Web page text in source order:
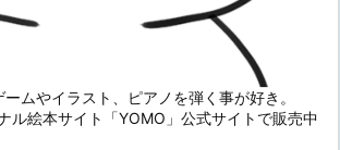
ムやイラスト、ピアノを弾く事が好き。
ル絵本サイト「YOMO」公式サイトで販売中